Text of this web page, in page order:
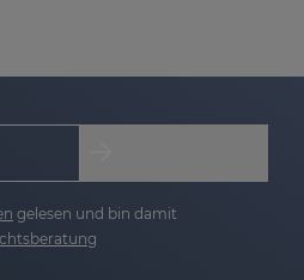
gelesen und bin damit